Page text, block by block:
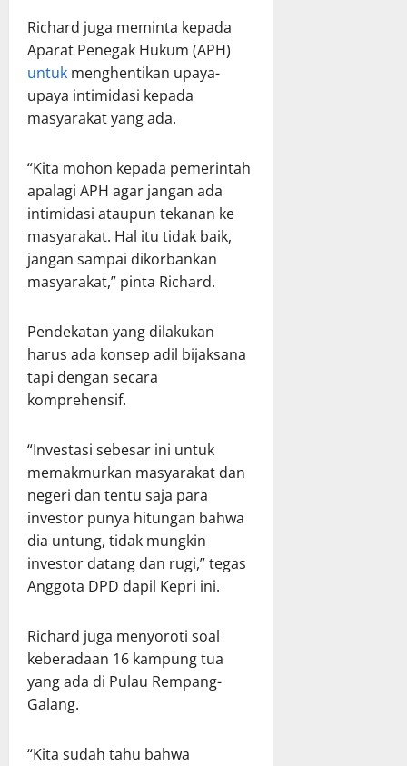
Richard juga meminta kepada
Aparat Penegak Hukum (APH)
untuk menghentikan upaya-
upaya intimidasi kepada
masyarakat yang ada.
“Kita mohon kepada pemerintah
apalagi APH agar jangan ada
intimidasi ataupun tekanan ke
masyarakat. Hal itu tidak baik,
jangan sampai dikorbankan
masyarakat,” pinta Richard.
Pendekatan yang dilakukan
harus ada konsep adil bijaksana
tapi dengan secara
komprehensif.
“Investasi sebesar ini untuk
memakmurkan masyarakat dan
negeri dan tentu saja para
investor punya hitungan bahwa
dia untung, tidak mungkin
investor datang dan rugi,” tegas
Anggota DPD dapil Kepri ini.
Richard juga menyoroti soal
keberadaan 16 kampung tua
yang ada di Pulau Rempang-
Galang.
“Kita sudah tahu bahwa